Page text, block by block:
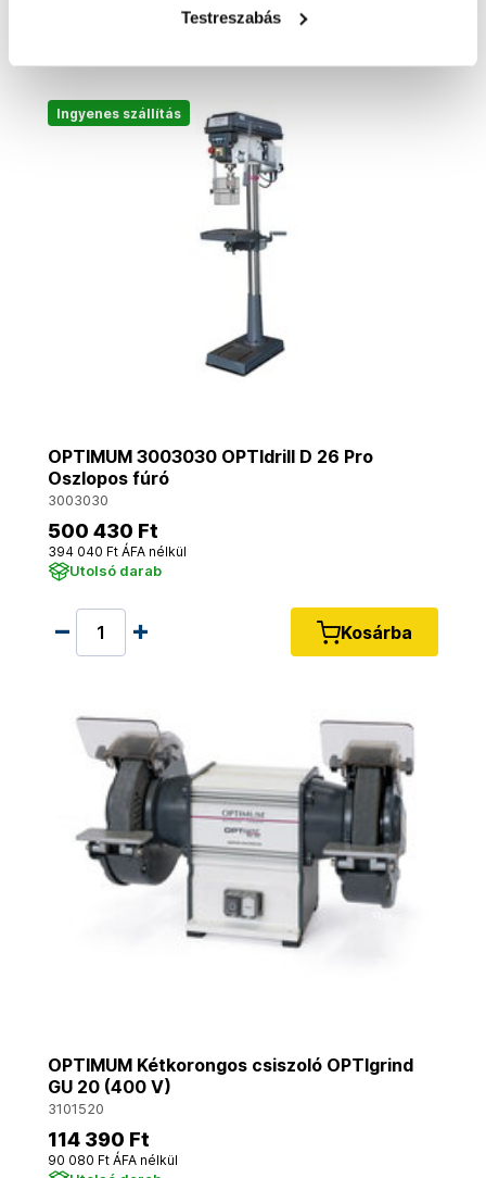
Testreszabás
Ingyenes szállítás
OPTIMUM 3003030 OPTIdrill D 26 Pro
Oszlopos fúró
3003030
500 430 Ft
394 040 Ft ÁFA nélkül
Utolsó darab
Kosárba
OPTIMUM Kétkorongos csiszoló OPTIgrind
GU 20 (400 V)
3101520
114 390 Ft
90 080 Ft ÁFA nélkül